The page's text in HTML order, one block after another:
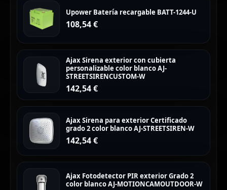
Upower Batería recargable BATT-1244-U
108,54€
Ajax Sirena exterior con cubierta
personalizable color blanco AJ-
STREETSIRENCUSTOM-W
142,54€
Ajax Sirena para exterior Certificado
grado 2 color blanco AJ-STREETSIREN-W
142,54€
Ajax Fotodetector PIR exterior Grado 2
color blanco AJ-MOTIONCAMOUTDOOR-W